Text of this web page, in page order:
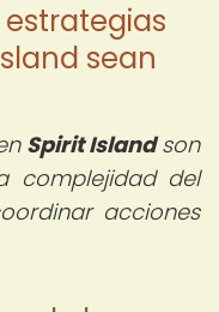
estrategias
sean
Spirit Islandson
complejidad del
acciones